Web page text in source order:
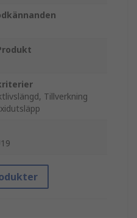
Tillverkning